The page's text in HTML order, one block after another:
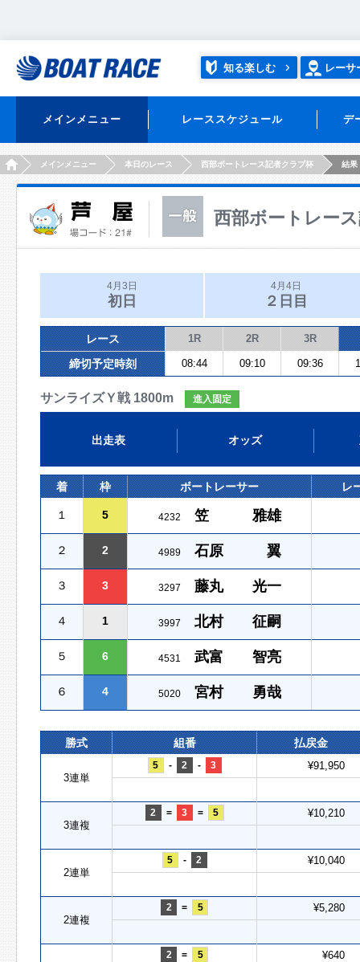
知る楽しむ レーサ
メインメニュー レーススケジュール デ
HOMEメインメニュー 本日のレース 西部ボートレース記者クラブ杯 結果
西部ボートレー
4月3日
初日
4月4日
２日目
レース 1R 2R 3R
締切予定時刻 08:44 09:10 09:36
サンライズＹ戦 1800m 進入固定
出走表 オッズ
着 枠 ボートレーサー レ
１ 5 4232 笠 雅雄
２ 2 4989 石原 翼
３ 3 3297 藤丸 光一
４ 1 3997 北村 征嗣
５ 6 4531 武富 智亮
６ 4 5020 宮村 勇哉
勝式 組番 払戻金
3連単
5 - 2 - 3 ¥91,950
3連複
2 = 3 = 5 ¥10,210
2連単
5 - 2 ¥10,040
2連複
2 = 5 ¥5,280
2 = 5 ¥640